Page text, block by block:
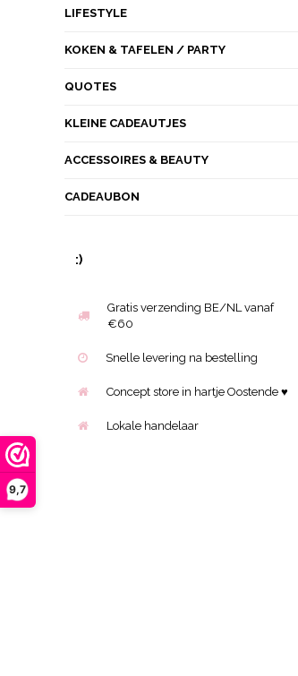
9,7
LIFESTYLE
KOKEN & TAFELEN / PARTY
QUOTES
KLEINE CADEAUTJES
ACCESSOIRES & BEAUTY
CADEAUBON
:)
Gratis verzending BE/NL vanaf
€60
Snelle levering na bestelling
Concept store in hartje Oostende ♥
Lokale handelaar